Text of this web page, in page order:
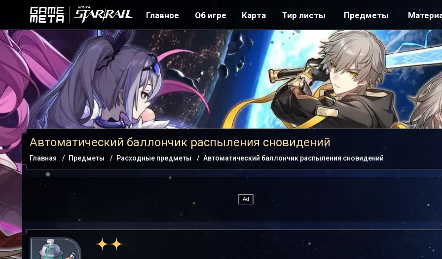
Главное Об игре Карта Тир листы Предметы
Автоматический баллончик распыления сновидений
Главная Предметы Расходные предметы Автоматический баллончик распыления сновидений